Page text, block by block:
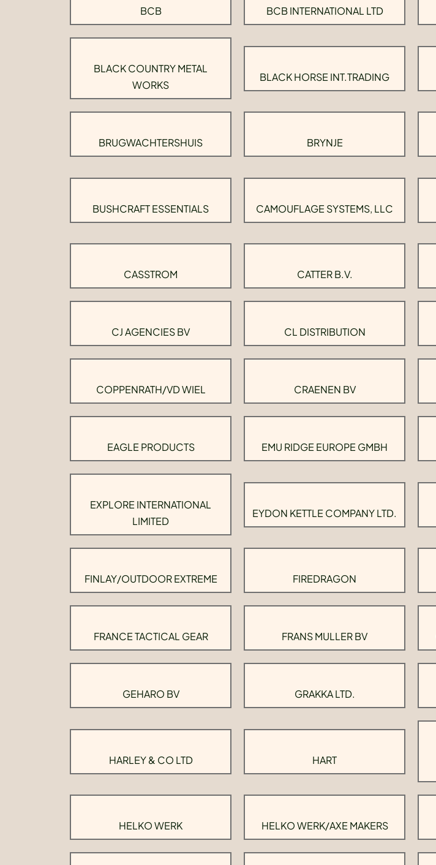
BCB BCB INTERNATIONAL LTD
BLACK COUNTRY METAL
WORKS
BLACK HORSE INT.TRADING
BRUGWACHTERSHUIS BRYNJE
BUSHCRAFT ESSENTIALS CAMOUFLAGE SYSTEMS, LLC
CASSTROM CATTER B.V.
CJ AGENCIES BV CL DISTRIBUTION
COPPENRATH/VD WIEL CRAENEN BV
EAGLE PRODUCTS EMU RIDGE EUROPE GMBH
EXPLORE INTERNATIONAL
LIMITED
EYDON KETTLE COMPANY LTD.
FINLAY/OUTDOOR EXTREME FIREDRAGON
FRANCE TACTICAL GEAR FRANS MULLER BV
GEHARO BV GRAKKA LTD.
HARLEY & CO LTD HART
HELKO WERK HELKO WERK/AXE MAKERS